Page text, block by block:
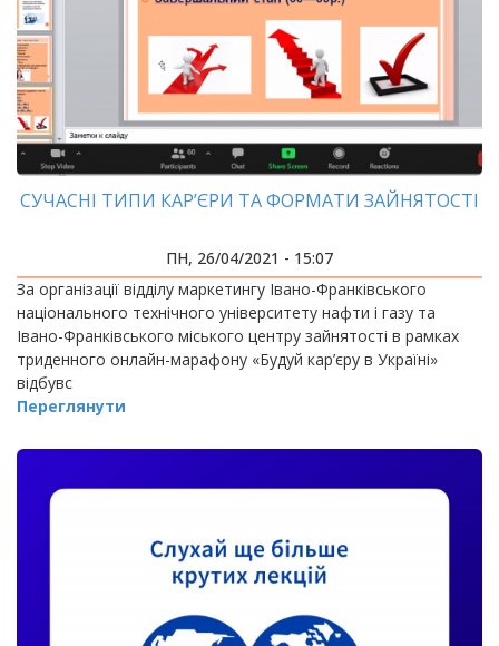
СУЧАСНІ ТИПИ КАР’ЄРИ ТА ФОРМАТИ ЗАЙНЯТОСТІ
ПН, 26/04/2021 - 15:07
За організації відділу маркетингу Івано-Франківського
національного технічного університету нафти і газу та
Івано-Франківського міського центру зайнятості в рамках
триденного онлайн-марафону «Будуй кар’єру в Україні»
відбувс
Переглянути